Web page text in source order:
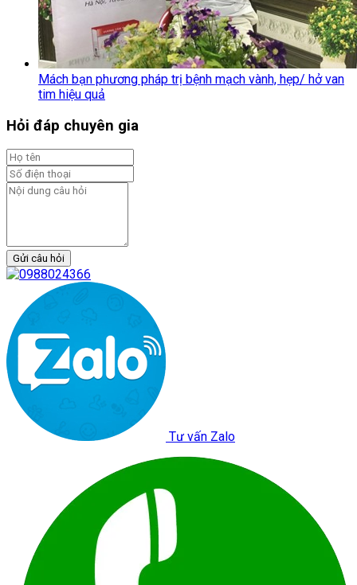
Mách bạn phương pháp trị bệnh mạch vành, hẹp/ hở van
tim hiệu quả
Hỏi đáp chuyên gia
Gửi câu hỏi
Tư vấn Zalo